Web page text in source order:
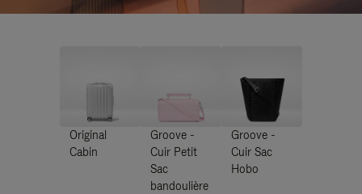
Original
Cabin
Groove -
Cuir Petit
Sac
bandoulière
Groove -
Cuir Sac
Hobo